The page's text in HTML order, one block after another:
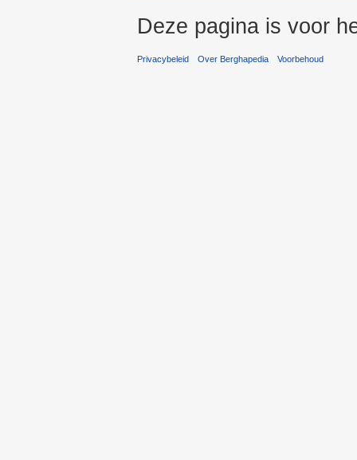
Deze pagina is voor
Privacybeleid Over Berghapedia Voorbehoud